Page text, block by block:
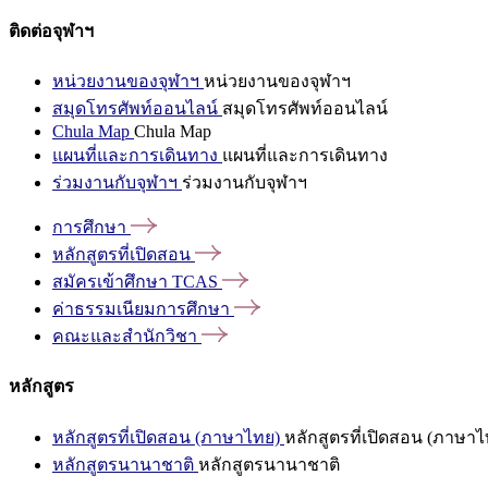
ติดต่อจุฬาฯ
หน่วยงานของจุฬาฯ หน่วยงานของจุฬาฯ
สมุดโทรศัพท์ออนไลน์ สมุดโทรศัพท์ออนไลน์
Chula Map Chula Map
แผนที่และการเดินทาง แผนที่และการเดินทาง
ร่วมงานกับจุฬาฯ ร่วมงานกับจุฬาฯ
การศึกษา
หลักสูตรที่เปิดสอน
สมัครเข้าศึกษา TCAS
ค่าธรรมเนียมการศึกษา
คณะและสำนักวิชา
หลักสูตร
หลักสูตรที่เปิดสอน (ภาษาไทย) หลักสูตรที่เปิดสอน (ภาษาไ
หลักสูตรนานาชาติ หลักสูตรนานาชาติ